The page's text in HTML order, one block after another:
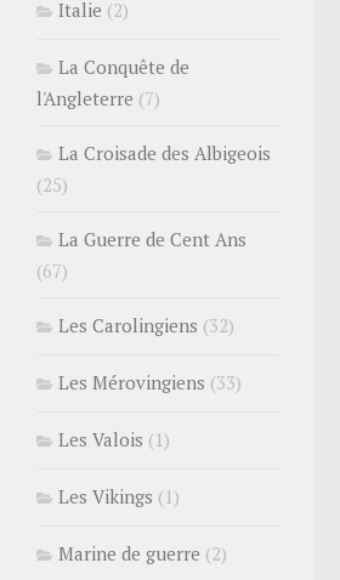
Italie (2)
La Conquête de
l'Angleterre (7)
La Croisade des Albigeois
(25)
La Guerre de Cent Ans
(67)
Les Carolingiens (32)
Les Mérovingiens (33)
Les Valois (1)
Les Vikings (1)
Marine de guerre (2)